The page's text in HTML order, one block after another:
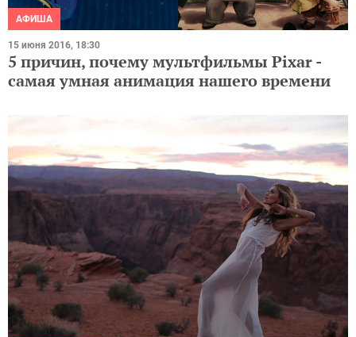
АФИША
15 июня 2016, 18:30
5 причин, почему мультфильмы Pixar -
самая умная анимация нашего времени